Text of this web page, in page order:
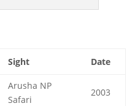
Sight Date
Arusha NP
Safari
2003